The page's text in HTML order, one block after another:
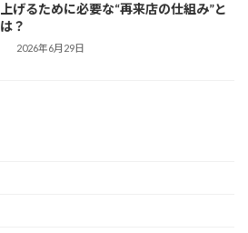
上げるために必要な“再来店の仕組み”と
は？
2026年6月29日